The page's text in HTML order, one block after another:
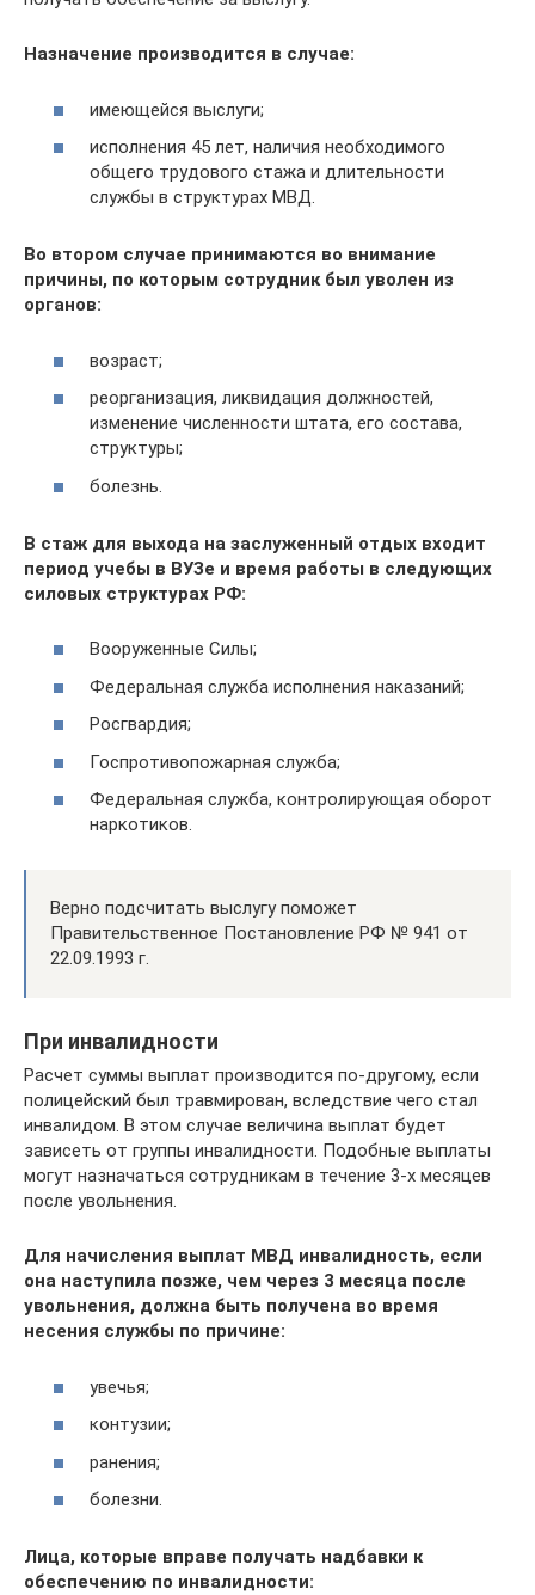
Назначение производится в случае:
имеющейся выслуги;
исполнения 45 лет, наличия необходимого
общего трудового стажа и длительности
службы в структурах МВД.
Во втором случае принимаются во внимание
причины, по которым сотрудник был уволен из
органов:
возраст;
реорганизация, ликвидация должностей,
изменение численности штата, его состава,
структуры;
болезнь.
В стаж для выхода на заслуженный отдых входит
период учебы в ВУЗе и время работы в следующих
силовых структурах РФ:
Вооруженные Силы;
Федеральная служба исполнения наказаний;
Росгвардия;
Госпротивопожарная служба;
Федеральная служба, контролирующая оборот
наркотиков.
Верно подсчитать выслугу поможет
Правительственное Постановление РФ № 941 от
22.09.1993 г.
При инвалидности
Расчет суммы выплат производится по-другому, если
полицейский был травмирован, вследствие чего стал
инвалидом. В этом случае величина выплат будет
зависеть от группы инвалидности. Подобные выплаты
могут назначаться сотрудникам в течение 3-х месяцев
после увольнения.
Для начисления выплат МВД инвалидность, если
она наступила позже, чем через 3 месяца после
увольнения, должна быть получена во время
несения службы по причине:
увечья;
контузии;
ранения;
болезни.
Лица, которые вправе получать надбавки к
обеспечению по инвалидности: